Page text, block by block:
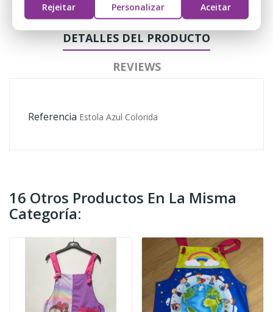
DETALLES DEL PRODUCTO
REVIEWS
Referencia Estola Azul Colorida
16 Otros Productos En La Misma
Categoría:
Rejeitar
Personalizar Aceitar